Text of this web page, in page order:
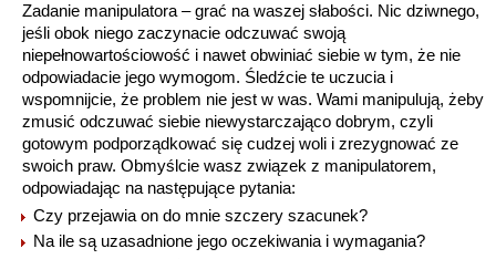
Zadanie manipulatora – grać na waszej słabości. Nic dziwnego,
jeśli obok niego zaczynacie odczuwać swoją
niepełnowartościowość i nawet obwiniać siebie w tym, że nie
odpowiadacie jego wymogom. Śledźcie te uczucia i
wspomnijcie, że problem nie jest w was. Wami manipulują, żeby
zmusić odczuwać siebie niewystarczająco dobrym, czyli
gotowym podporządkować się cudzej woli i zrezygnować ze
swoich praw. Obmyślcie wasz związek z manipulatorem,
odpowiadając na następujące pytania:
Czy przejawia on do mnie szczery szacunek?
Na ile są uzasadnione jego oczekiwania i wymagania?